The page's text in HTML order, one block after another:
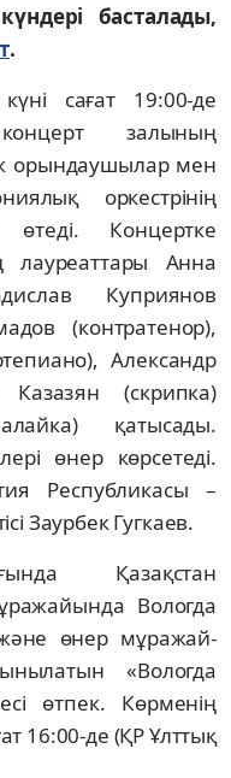
басталады,
.
сағат 19:00-де
залының
орындаушылар мен
оркестрінің
өтеді. Концертке
лауреаттары Анна
Куприянов
(контратенор),
Александр
(скрипка)
қатысады.
өнер көрсетеді.
Республикасы –
Заурбек Гугкаев.
Қазақстан
Вологда
және өнер мұражай-
«Вологда
өтпек. Көрменің
16:00-де (ҚР Ұлттық